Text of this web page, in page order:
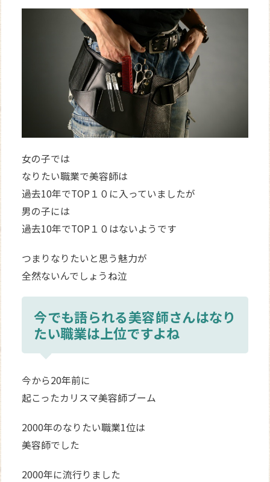
女の子では
なりたい職業で美容師は
過去10年でTOP１０に入っていましたが
男の子には
過去10年でTOP１０はないようです
つまりなりたいと思う魅力が
全然ないんでしょうね泣
今でも語られる美容師さんはなり
たい職業は上位ですよね
今から20年前に
起こったカリスマ美容師ブーム
2000年のなりたい職業1位は
美容師でした
2000年に流行りました